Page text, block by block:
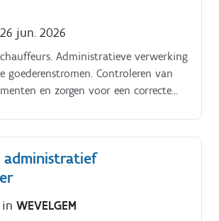
jun. 2026
Administratieve verwerking
goederenstromen. Controleren van
en zorgen voor een correcte
administratief
in WEVELGEM